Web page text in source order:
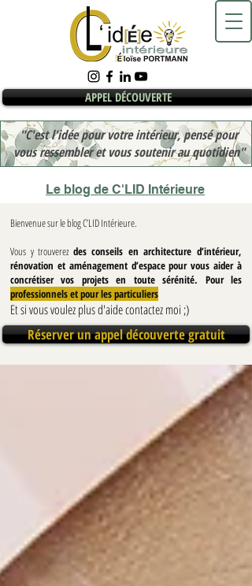
APPEL DÉCOUVERTE
"C'est l'idée pour votre intérieur, pensé pour
vous ressembler et vous soutenir au quotidien"
Le blog de C'LID Intérieure
Blog
Bienvenue sur le blog C’LID Intérieure.
Vous y trouverez des conseils en architecture d’intérieur,
rénovation et aménagement d’espace pour vous aider à
concrétiser vos projets en toute sérénité. Pour les
professionnels et pour les particuliers
Et si vous voulez plus d'aide contactez moi ;)
Réserver un appel découverte gratuit